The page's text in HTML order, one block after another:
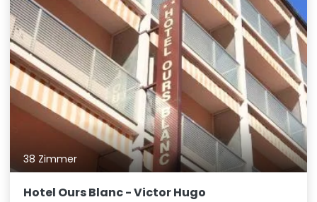
38 Zimmer
Hotel Ours Blanc - Victor Hugo